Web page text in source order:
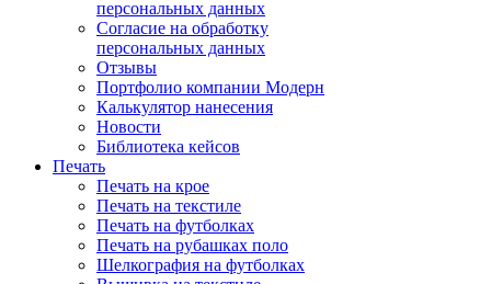
персональных данных
Согласие на обработку
персональных данных
Отзывы
Портфолио компании Модерн
Калькулятор нанесения
Новости
Библиотека кейсов
Печать
Печать на крое
Печать на текстиле
Печать на футболках
Печать на рубашках поло
Шелкография на футболках